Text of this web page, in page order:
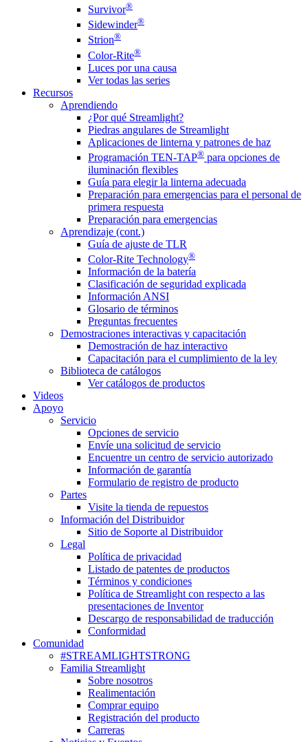
Survivor®
Sidewinder®
Strion®
Color-Rite®
Luces por una causa
Ver todas las series
Recursos
Aprendiendo
¿Por qué Streamlight?
Piedras angulares de Streamlight
Aplicaciones de linterna y patrones de haz
Programación TEN-TAP® para opciones de
iluminación flexibles
Guía para elegir la linterna adecuada
Preparación para emergencias para el personal de
primera respuesta
Preparación para emergencias
Aprendizaje (cont.)
Guía de ajuste de TLR
Color-Rite Technology®
Información de la batería
Clasificación de seguridad explicada
Información ANSI
Glosario de términos
Preguntas frecuentes
Demostraciones interactivas y capacitación
Demostración de haz interactivo
Capacitación para el cumplimiento de la ley
Biblioteca de catálogos
Ver catálogos de productos
Videos
Apoyo
Servicio
Opciones de servicio
Envíe una solicitud de servicio
Encuentre un centro de servicio autorizado
Información de garantía
Formulario de registro de producto
Partes
Visite la tienda de repuestos
Información del Distribuidor
Sitio de Soporte al Distribuidor
Legal
Política de privacidad
Listado de patentes de productos
Términos y condiciones
Política de Streamlight con respecto a las
presentaciones de Inventor
Descargo de responsabilidad de traducción
Conformidad
Comunidad
#STREAMLIGHTSTRONG
Familia Streamlight
Sobre nosotros
Realimentación
Comprar equipo
Registración del producto
Carreras